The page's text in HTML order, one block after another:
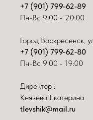
+7 (901) 799-62-89
Пн-Вс 9:00 - 20:00
Город Воскресенск,
+7 (901) 799-62-80
Пн-Вс 9:00 - 19:00
Директор :
Князева Екатерина
tlevshik@mail.ru